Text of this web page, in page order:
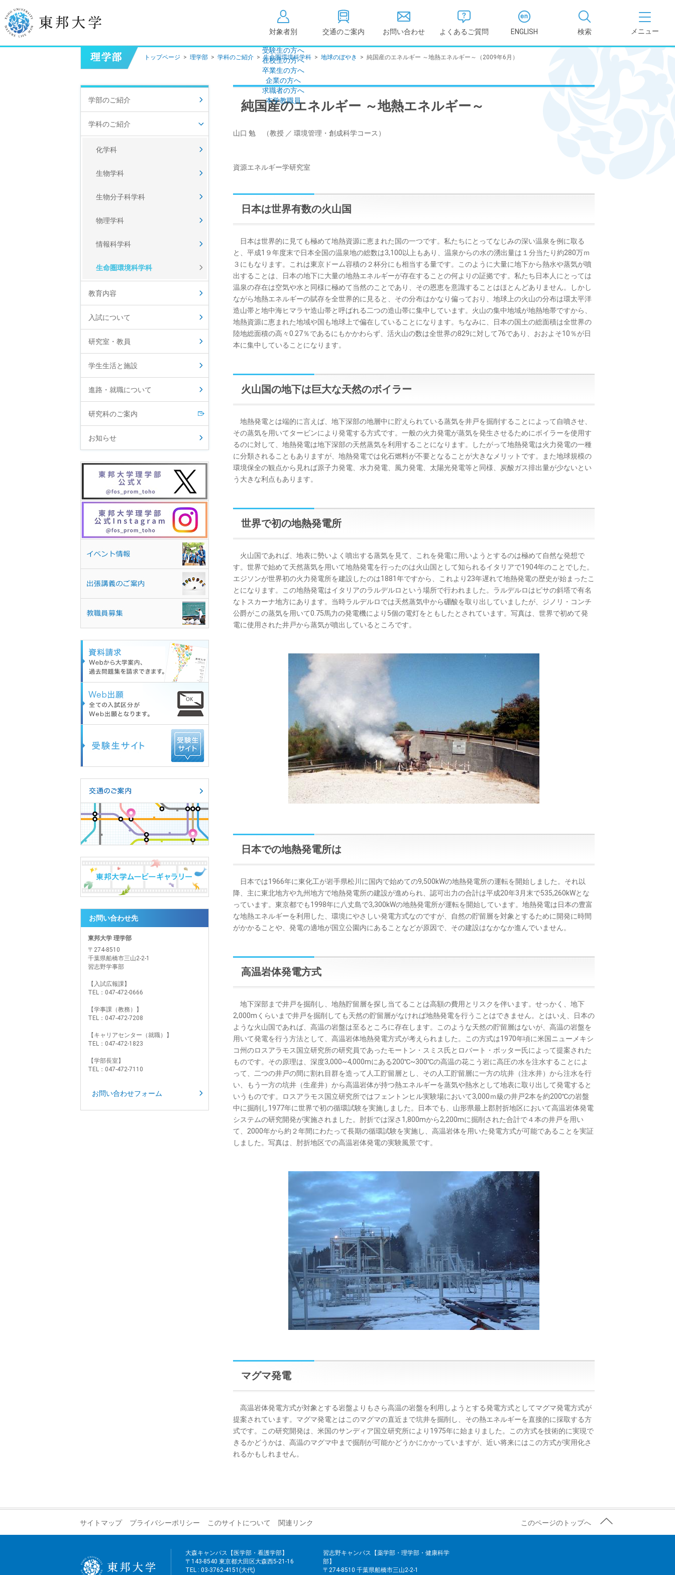
対象者別
受験生の方へ
在校生の方へ
卒業生の方へ
企業の方へ
求職者の方へ
本学教職員
交通のご案内 お問い合わせ よくあるご質問 ENGLISH 検索
学長挨拶
建学の精神/教育の理念
校歌
東邦大学学則・
大学情報の公開
情報公開
教学に関する情報
点検・評価
社会貢献等
キャンパス敷地建物面
設置計画履行状況報告書
医学部
薬学部
トップページ > 理学部 > 学科のご紹介 >生命圏環境科学科 > 地球のぼやき > 純国産のエネルギー ～地熱エネルギー～（2009年6月）
純国産のエネルギー ～地熱エネルギー～
山口 勉 （教授 ／ 環境管理・創成科学コース）
資源エネルギー学研究室
日本は世界有数の火山国
日本は世界的に見ても極めて地熱資源に恵まれた国の一つです。私たちにとってなじみの深い温泉を例に取る
と、平成1９年度末で日本全国の温泉地の総数は3,100以上もあり、温泉からの水の湧出量は１分当たり約280万ｍ
３にもなります。これは東京ドーム容積の２杯分にも相当する量です。このように大量に地下から熱水や蒸気が噴
出することは、日本の地下に大量の地熱エネルギーが存在することの何よりの証拠です。私たち日本人にとっては
温泉の存在は空気や水と同様に極めて当然のことであり、その恩恵を意識することはほとんどありません。しかし
ながら地熱エネルギーの賦存を全世界的に見ると、その分布はかなり偏っており、地球上の火山の分布は環太平洋
造山帯と地中海ヒマラヤ造山帯と呼ばれる二つの造山帯に集中しています。火山の集中地域が地熱地帯ですから、
地熱資源に恵まれた地域や国も地球上で偏在していることになります。ちなみに、日本の国土の総面積は全世界の
陸地総面積の高々0.27％であるにもかかわらず、活火山の数は全世界の829に対して76であり、おおよそ10％が日
本に集中していることになります。
火山国の地下は巨大な天然のボイラー
地熱発電とは端的に言えば、地下深部の地層中に貯えられている蒸気を井戸を掘削することによって自噴させ、
その蒸気を用いてタービンにより発電する方式です。一般の火力発電が蒸気を発生させるためにボイラーを使用す
るのに対して、地熱発電は地下深部の天然蒸気を利用することになります。したがって地熱発電は火力発電の一種
に分類されることもありますが、地熱発電では化石燃料が不要となることが大きなメリットです。また地球規模の
環境保全の観点から見れば原子力発電、水力発電、風力発電、太陽光発電等と同様、炭酸ガス排出量が少ないとい
う大きな利点もあります。
世界で初の地熱発電所
火山国であれば、地表に勢いよく噴出する蒸気を見て、これを発電に用いようとするのは極めて自然な発想で
す。世界で始めて天然蒸気を用いて地熱発電を行ったのは火山国として知られるイタリアで1904年のことでした。
エジソンが世界初の火力発電所を建設したのは1881年ですから、これより23年遅れて地熱発電の歴史が始まったこ
とになります。この地熱発電はイタリアのラルデルロという場所で行われました。ラルデルロはピサの斜塔で有名
なトスカーナ地方にあります。当時ラルデルロでは天然蒸気中から硼酸を取り出していましたが、ジノリ・コンチ
公爵がこの蒸気を用いて0.75馬力の発電機により5個の電灯をともしたとされています。写真は、世界で初めて発
電に使用された井戸から蒸気が噴出しているところです。
日本での地熱発電所は
日本では1966年に東化工が岩手県松川に国内で始めての9,500kWの地熱発電所の運転を開始しました。それ以
降、主に東北地方や九州地方で地熱発電所の建設が進められ、認可出力の合計は平成20年3月末で535,260kWとな
っています。東京都でも1998年に八丈島で3,300kWの地熱発電所が運転を開始しています。地熱発電は日本の豊富
な地熱エネルギーを利用した、環境にやさしい発電方式なのですが、自然の貯留層を対象とするために開発に時間
がかかることや、発電の適地が国立公園内にあることなどが原因で、その建設はなかなか進んでいません。
高温岩体発電方式
地下深部まで井戸を掘削し、地熱貯留層を探し当てることは高額の費用とリスクを伴います。せっかく、地下
2,000mくらいまで井戸を掘削しても天然の貯留層がなければ地熱発電を行うことはできません。とはいえ、日本の
ような火山国であれば、高温の岩盤は至るところに存在します。このような天然の貯留層はないが、高温の岩盤を
用いて発電を行う方法として、高温岩体地熱発電方式が考えられました。この方式は1970年頃に米国ニューメキシ
コ州のロスアラモス国立研究所の研究員であったモートン・スミス氏とロバート・ポッター氏によって提案された
ものです。その原理は、深度3,000~4,000mにある200℃~300℃の高温の花こう岩に高圧の水を注水することによ
って、二つの井戸の間に割れ目群を造って人工貯留層とし、その人工貯留層に一方の坑井（注水井）から注水を行
い、もう一方の坑井（生産井）から高温岩体が持つ熱エネルギーを蒸気や熱水として地表に取り出して発電すると
いうものです。ロスアラモス国立研究所ではフェントンヒル実験場において3,000ｍ級の井戸2本を約200℃の岩盤
中に掘削し1977年に世界で初の循環試験を実施しました。日本でも、山形県最上郡肘折地区において高温岩体発電
システムの研究開発が実施されました。肘折では深さ1,800mから2,200mに掘削された合計で４本の井戸を用い
て、2000年から約２年間にわたって長期の循環試験を実施し、高温岩体を用いた発電方式が可能であることを実証
しました。写真は、肘折地区での高温岩体発電の実験風景です。
マグマ発電
高温岩体発電方式が対象とする岩盤よりもさら高温の岩盤を利用しようとする発電方式としてマグマ発電方式が
提案されています。マグマ発電とはこのマグマの直近まで坑井を掘削し、その熱エネルギーを直接的に採取する方
式です。この研究開発は、米国のサンディア国立研究所により1975年に始まりました。この方式を技術的に実現で
きるかどうかは、高温のマグマ中まで掘削が可能かどうかにかかっていますが、近い将来にはこの方式が実用化さ
れるかもしれません。
学部のご紹介
学科のご紹介
化学科
生物学科
生物分子科学科
物理学科
情報科学科
生命圏環境科学科
教育内容
入試について
研究室・教員
学生生活と施設
進路・就職について
研究科のご案内
お知らせ
お問い合わせ先
東邦大学 理学部
〒274-8510
千葉県船橋市三山2-2-1
習志野学事部
【入試広報課】
TEL：047-472-0666
【学事課（教務）】
TEL：047-472-7208
【キャリアセンター（就職）】
TEL：047-472-1823
【学部長室】
TEL：047-472-7110
お問い合わせフォーム
このページのトップへ
サイトマップ プライバシーポリシー このサイトについて 関連リンク
大森キャンパス【医学部・看護学部】
〒143-8540 東京都大田区大森西5-21-16
TEL : 03-3762-4151(大代)
習志野キャンパス【薬学部・理学部・健康科学
部】
〒274-8510 千葉県船橋市三山2-2-1